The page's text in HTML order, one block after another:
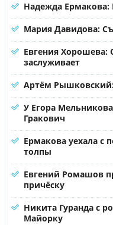
Надежда
Мария Давидова:
Евгения Хорошева:
заслуживает
Артём
У Егора
Гракович
Ермакова уехала с
толпы
Евгений Ромашов
причёску
Никита Гуранда с
Майорку